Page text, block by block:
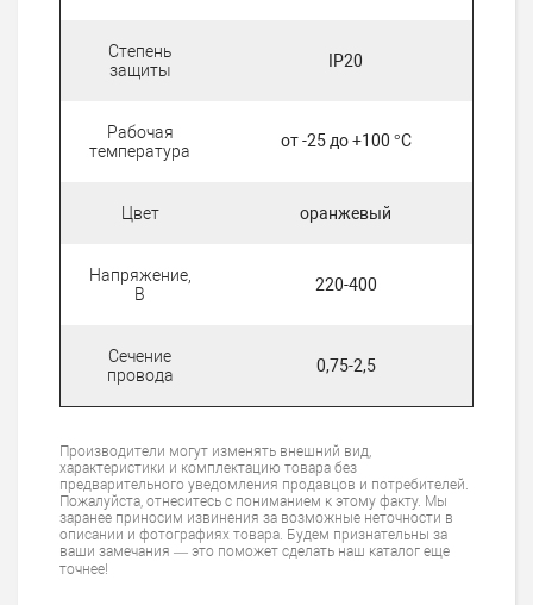
Степень
защиты
IP20
Рабочая
температура
от -25 до +100 °С
Цвет оранжевый
Напряжение,
В
220-400
Сечение
провода
0,75-2,5
Производители могут изменять внешний вид,
характеристики и комплектацию товара без
предварительного уведомления продавцов и потребителей.
Пожалуйста, отнеситесь с пониманием к этому факту. Мы
заранее приносим извинения за возможные неточности в
описании и фотографиях товара. Будем признательны за
ваши замечания — это поможет сделать наш каталог еще
точнее!